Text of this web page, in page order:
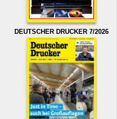
DEUTSCHER DRUCKER 7/2026